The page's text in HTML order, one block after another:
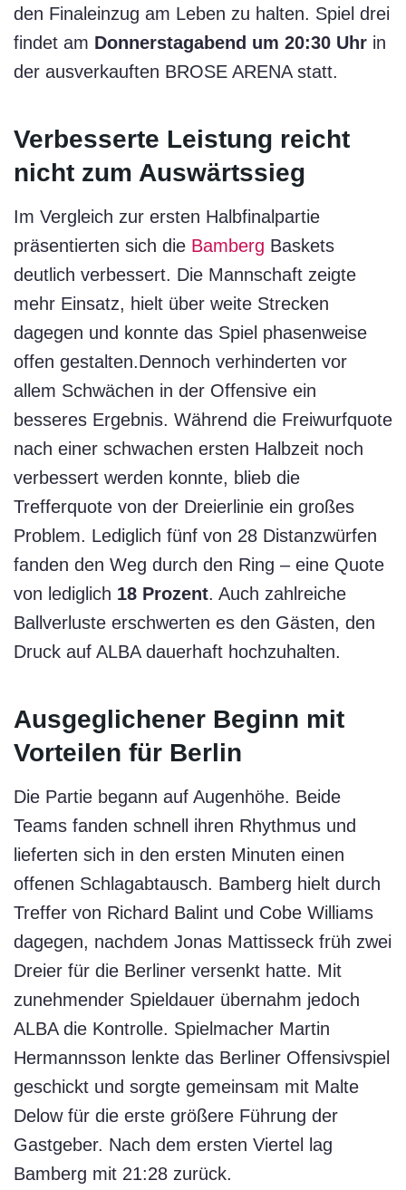
den Finaleinzug am Leben zu halten. Spiel drei
findet am Donnerstagabend um 20:30 Uhr in
der ausverkauften BROSE ARENA statt.
Verbesserte Leistung reicht
nicht zum Auswärtssieg
Im Vergleich zur ersten Halbfinalpartie
präsentierten sich die Bamberg Baskets
deutlich verbessert. Die Mannschaft zeigte
mehr Einsatz, hielt über weite Strecken
dagegen und konnte das Spiel phasenweise
offen gestalten.Dennoch verhinderten vor
allem Schwächen in der Offensive ein
besseres Ergebnis. Während die Freiwurfquote
nach einer schwachen ersten Halbzeit noch
verbessert werden konnte, blieb die
Trefferquote von der Dreierlinie ein großes
Problem. Lediglich fünf von 28 Distanzwürfen
fanden den Weg durch den Ring – eine Quote
von lediglich 18 Prozent. Auch zahlreiche
Ballverluste erschwerten es den Gästen, den
Druck auf ALBA dauerhaft hochzuhalten.
Ausgeglichener Beginn mit
Vorteilen für Berlin
Die Partie begann auf Augenhöhe. Beide
Teams fanden schnell ihren Rhythmus und
lieferten sich in den ersten Minuten einen
offenen Schlagabtausch. Bamberg hielt durch
Treffer von Richard Balint und Cobe Williams
dagegen, nachdem Jonas Mattisseck früh zwei
Dreier für die Berliner versenkt hatte. Mit
zunehmender Spieldauer übernahm jedoch
ALBA die Kontrolle. Spielmacher Martin
Hermannsson lenkte das Berliner Offensivspiel
geschickt und sorgte gemeinsam mit Malte
Delow für die erste größere Führung der
Gastgeber. Nach dem ersten Viertel lag
Bamberg mit 21:28 zurück.